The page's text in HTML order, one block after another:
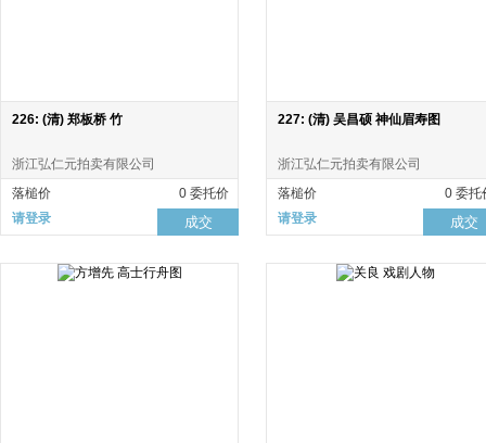
226: (清) 郑板桥 竹
浙江弘仁元拍卖有限公司
落槌价
0 委托价
请登录
成交
227: (清) 吴昌硕 神仙眉寿图
浙江弘仁元拍卖有限公司
落槌价
0 委托
请登录
成交